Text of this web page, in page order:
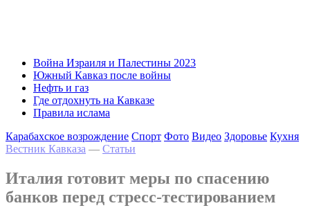
Война Израиля и Палестины 2023
Южный Кавказ после войны
Нефть и газ
Где отдохнуть на Кавказе
Правила ислама
Карабахское возрождение Спорт Фото Видео Здоровье Кухня
Вестник Кавказа — Статьи
Италия готовит меры по спасению
банков перед стресс-тестированием